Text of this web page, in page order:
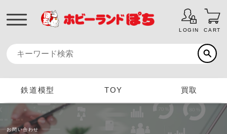
LOGIN CART
鉄道模型 TOY 買取
お問い合わせ